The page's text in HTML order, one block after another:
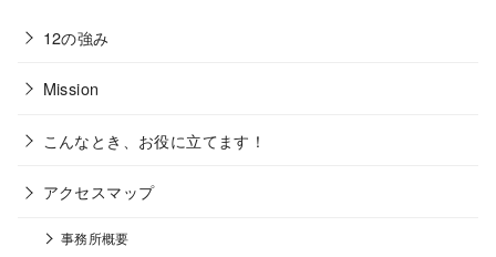
12の強み
Mission
こんなとき、お役に立てます！
アクセスマップ
事務所概要